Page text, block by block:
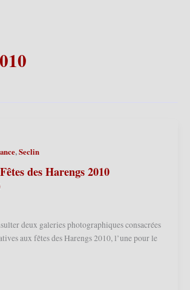
,Seclin
des Harengs 2010
deux galeries photographiques consacrées
aux fêtes des Harengs 2010, l’une pour le